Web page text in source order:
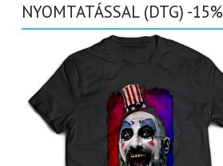
NYOMTATÁSSAL (DTG) -15%